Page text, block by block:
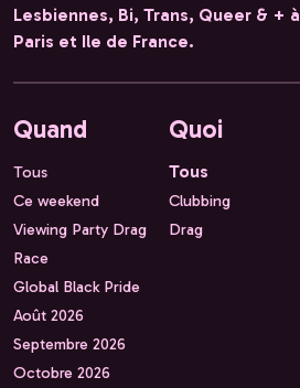
Lesbiennes, Bi, Trans, Queer & + à
Paris et Ile de France.
Quand
Tous
Ce weekend
Viewing Party Drag
Race
Global Black Pride
Août 2026
Septembre 2026
Octobre 2026
Quoi
Tous
Clubbing
Drag